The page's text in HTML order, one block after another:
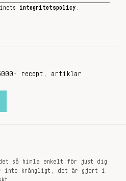
integritetspolicy
recept, artiklar
det så himla enkelt för just dig
inte krångligt, det är gjort i